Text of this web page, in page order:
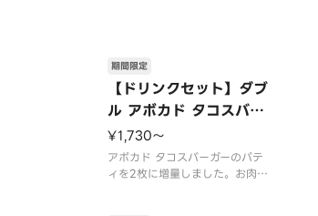
【ドリンクセット】ダブ
ル アボカド タコスバー
ガー
期間限定
¥1,730〜
アボカド タコスバーガーのパテ
ィを2枚に増量しました。お肉の